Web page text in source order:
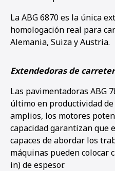
La ABG 6870 es la única
homologación real para
Alemania, Suiza y Austria.
Extendedoras de
Las pavimentadoras ABG
último en productividad
amplios, los motores
capacidad garantizan que
capaces de abordar los
máquinas pueden colocar
in) de espesor.